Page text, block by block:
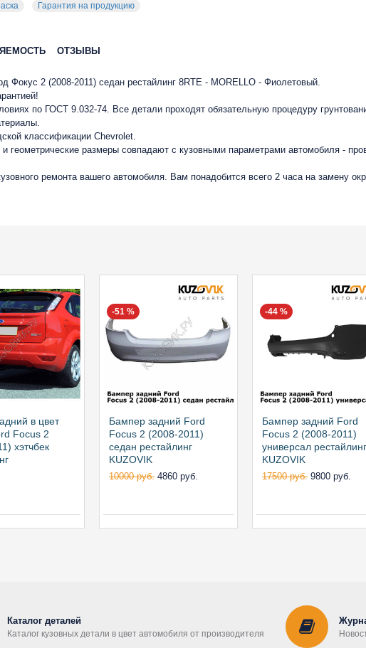
Гарантия на продукцию
ОТЗЫВЫ
Фокус 2 (2008-2011) седан рестайлинг 8RTE - MORELLO - Фиолетовый.
по ГОСТ 9.032-74. Все детали проходят обязательную процедуру
классификации Chevrolet.
геометрические размеры совпадают с кузовными параметрами автомобиля -
ремонта вашего автомобиля. Вам понадобится всего 2 часа на замену
в цвет
Focus 2
хэтчбек
-51 %
Бампер задний Ford
Focus 2 (2008-2011)
седан рестайлинг
KUZOVIK
10000 руб. 4860 руб.
-44 %
Бампер задний Ford
Focus 2 (2008-2011)
универсал рестайлинг
KUZOVIK
17500 руб. 9800 руб.
Каталог деталей
Каталог кузовных детали в цвет автомобиля от производителя